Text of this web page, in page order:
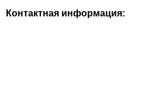
Контактная информация: